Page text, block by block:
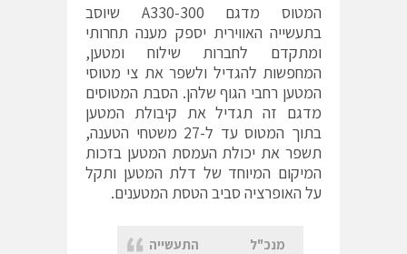
המטוס מדגם A330-300 שיוסב
בתעשייה האווירית יספק מענה תחרותי
ומתקדם לחברות שילוח ומטען,
המחפשות להגדיל ולשפר את צי מטוסי
המטען רחבי הגוף שלהן. הסבת המטוסים
מדגם זה תגדיל את קיבולת המטען
בתוך המטוס עד ל-27 משטחי הטענה,
תשפר את יכולת העמסת המטען בזכות
המיקום המיוחד של דלת המטען ותקל
על האופרציה סביב הטסת המטענים.
מנכ"ל התעשייה